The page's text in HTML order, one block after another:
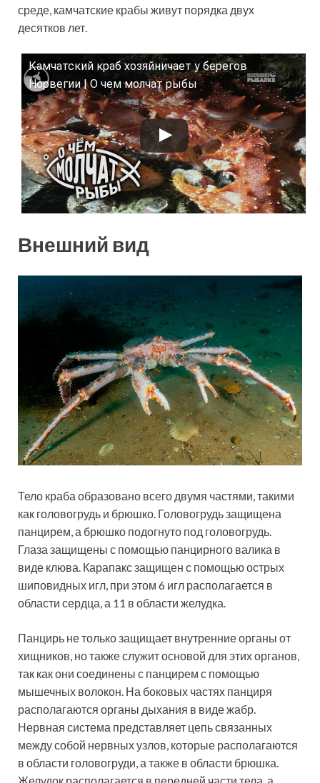
среде, камчатские крабы живут порядка двух
десятков лет.
Камчатский краб хозяйничает у берегов
Норвегии | О чем молчат рыбы
Смотрите это видео на YouTube
Внешний вид
Тело краба образовано всего двумя частями, такими
как головогрудь и брюшко. Головогрудь защищена
панцирем, а брюшко подогнуто под головогрудь.
Глаза защищены с помощью панцирного валика в
виде клюва. Карапакс защищен с помощью острых
шиповидных игл, при этом 6 игл располагается в
области сердца, а 11 в области желудка.
Панцирь не только защищает внутренние органы от
хищников, но также служит основой для этих органов,
так как они соединены с панцирем с помощью
мышечных волокон. На боковых частях панциря
располагаются органы дыхания в виде жабр.
Нервная система представляет цепь связанных
между собой нервных узлов, которые располагаются
в области головогруди, а также в области брюшка.
Желудок располагается в передней части тела, а